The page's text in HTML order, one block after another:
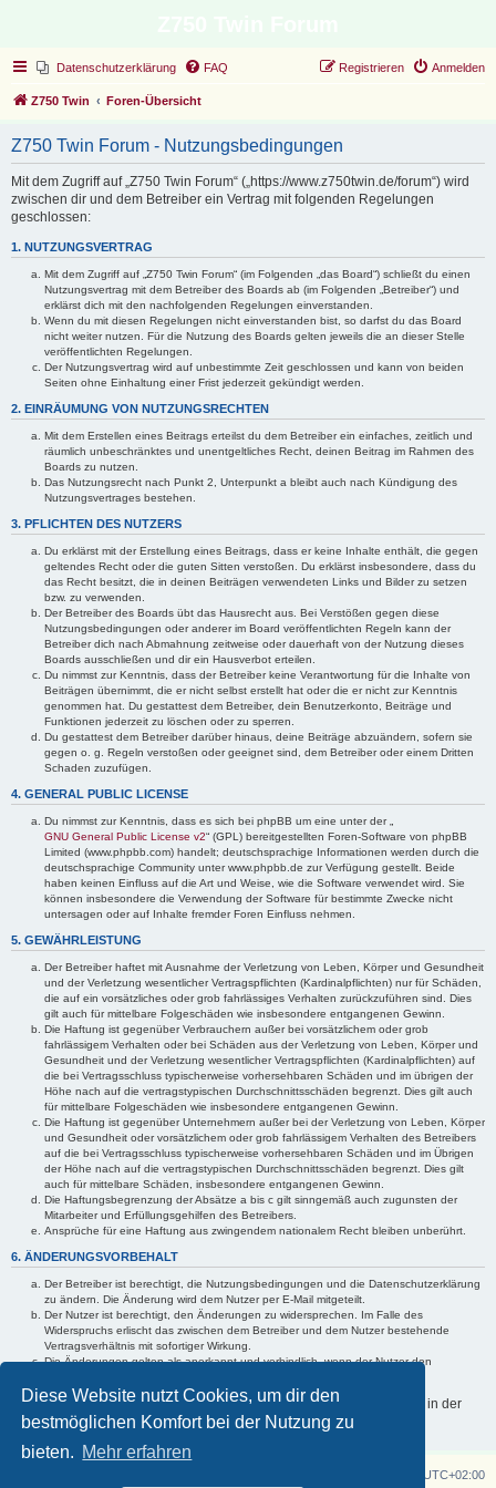
Diese Website nutzt Cookies, um dir den
bestmöglichen Komfort bei der Nutzung zu
bieten. Mehr erfahren
Datenschutzerklärung FAQ Anmelden
Registrieren
Z750 Twin Foren-Übersicht
Z750 Twin Forum - Nutzungsbedingungen
Mit dem Zugriff auf „Z750 Twin Forum“ („https://www.z750twin.de/forum“) wird
zwischen dir und dem Betreiber ein Vertrag mit folgenden Regelungen
geschlossen:
1. NUTZUNGSVERTRAG
Mit dem Zugriff auf „Z750 Twin Forum“ (im Folgenden „das Board“) schließt du einen
Nutzungsvertrag mit dem Betreiber des Boards ab (im Folgenden „Betreiber“) und
erklärst dich mit den nachfolgenden Regelungen einverstanden.
Wenn du mit diesen Regelungen nicht einverstanden bist, so darfst du das Board
nicht weiter nutzen. Für die Nutzung des Boards gelten jeweils die an dieser Stelle
veröffentlichten Regelungen.
Der Nutzungsvertrag wird auf unbestimmte Zeit geschlossen und kann von beiden
Seiten ohne Einhaltung einer Frist jederzeit gekündigt werden.
2. EINRÄUMUNG VON NUTZUNGSRECHTEN
Mit dem Erstellen eines Beitrags erteilst du dem Betreiber ein einfaches, zeitlich und
räumlich unbeschränktes und unentgeltliches Recht, deinen Beitrag im Rahmen des
Boards zu nutzen.
Das Nutzungsrecht nach Punkt 2, Unterpunkt a bleibt auch nach Kündigung des
Nutzungsvertrages bestehen.
3. PFLICHTEN DES NUTZERS
Du erklärst mit der Erstellung eines Beitrags, dass er keine Inhalte enthält, die gegen
geltendes Recht oder die guten Sitten verstoßen. Du erklärst insbesondere, dass du
das Recht besitzt, die in deinen Beiträgen verwendeten Links und Bilder zu setzen
bzw. zu verwenden.
Der Betreiber des Boards übt das Hausrecht aus. Bei Verstößen gegen diese
Nutzungsbedingungen oder anderer im Board veröffentlichten Regeln kann der
Betreiber dich nach Abmahnung zeitweise oder dauerhaft von der Nutzung dieses
Boards ausschließen und dir ein Hausverbot erteilen.
Du nimmst zur Kenntnis, dass der Betreiber keine Verantwortung für die Inhalte von
Beiträgen übernimmt, die er nicht selbst erstellt hat oder die er nicht zur Kenntnis
genommen hat. Du gestattest dem Betreiber, dein Benutzerkonto, Beiträge und
Funktionen jederzeit zu löschen oder zu sperren.
Du gestattest dem Betreiber darüber hinaus, deine Beiträge abzuändern, sofern sie
gegen o. g. Regeln verstoßen oder geeignet sind, dem Betreiber oder einem Dritten
Schaden zuzufügen.
4. GENERAL PUBLIC LICENSE
Du nimmst zur Kenntnis, dass es sich bei phpBB um eine unter der „
GNU General Public License v2“ (GPL) bereitgestellten Foren-Software von phpBB
Limited (www.phpbb.com) handelt; deutschsprachige Informationen werden durch die
deutschsprachige Community unter www.phpbb.de zur Verfügung gestellt. Beide
haben keinen Einfluss auf die Art und Weise, wie die Software verwendet wird. Sie
können insbesondere die Verwendung der Software für bestimmte Zwecke nicht
untersagen oder auf Inhalte fremder Foren Einfluss nehmen.
5. GEWÄHRLEISTUNG
Der Betreiber haftet mit Ausnahme der Verletzung von Leben, Körper und Gesundheit
und der Verletzung wesentlicher Vertragspflichten (Kardinalpflichten) nur für Schäden,
die auf ein vorsätzliches oder grob fahrlässiges Verhalten zurückzuführen sind. Dies
gilt auch für mittelbare Folgeschäden wie insbesondere entgangenen Gewinn.
Die Haftung ist gegenüber Verbrauchern außer bei vorsätzlichem oder grob
fahrlässigem Verhalten oder bei Schäden aus der Verletzung von Leben, Körper und
Gesundheit und der Verletzung wesentlicher Vertragspflichten (Kardinalpflichten) auf
die bei Vertragsschluss typischerweise vorhersehbaren Schäden und im übrigen der
Höhe nach auf die vertragstypischen Durchschnittsschäden begrenzt. Dies gilt auch
für mittelbare Folgeschäden wie insbesondere entgangenen Gewinn.
Die Haftung ist gegenüber Unternehmern außer bei der Verletzung von Leben, Körper
und Gesundheit oder vorsätzlichem oder grob fahrlässigem Verhalten des Betreibers
auf die bei Vertragsschluss typischerweise vorhersehbaren Schäden und im Übrigen
der Höhe nach auf die vertragstypischen Durchschnittsschäden begrenzt. Dies gilt
auch für mittelbare Schäden, insbesondere entgangenen Gewinn.
Die Haftungsbegrenzung der Absätze a bis c gilt sinngemäß auch zugunsten der
Mitarbeiter und Erfüllungsgehilfen des Betreibers.
Ansprüche für eine Haftung aus zwingendem nationalem Recht bleiben unberührt.
6. ÄNDERUNGSVORBEHALT
Der Betreiber ist berechtigt, die Nutzungsbedingungen und die Datenschutzerklärung
zu ändern. Die Änderung wird dem Nutzer per E-Mail mitgeteilt.
Der Nutzer ist berechtigt, den Änderungen zu widersprechen. Im Falle des
Widerspruchs erlischt das zwischen dem Betreiber und dem Nutzer bestehende
Vertragsverhältnis mit sofortiger Wirkung.
Die Änderungen gelten als anerkannt und verbindlich, wenn der Nutzer den
Informationen über den Umgang mit deinen persönlichen Daten sind in der
Datenschutzerklärung enthalten.
UTC+02:00